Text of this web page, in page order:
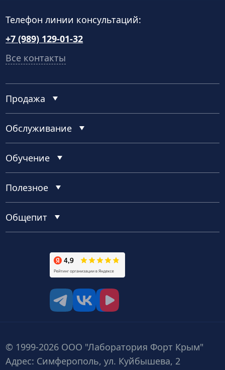
Телефон линии консультаций:
+7 (989) 129-01-32
Все контакты
Продажа
Обслуживание
Обучение
Полезное
Общепит
© 1999-2026 ООО "Лаборатория Форт Крым"
Адрес: Симферополь, ул. Куйбышева, 2